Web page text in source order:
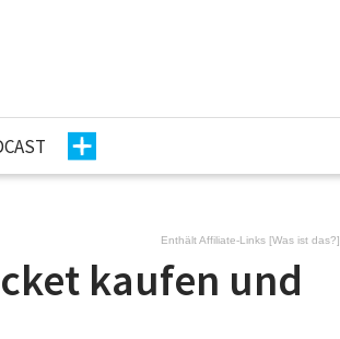
Enthält Affiliate-Links [Was ist das?]
kaufen und